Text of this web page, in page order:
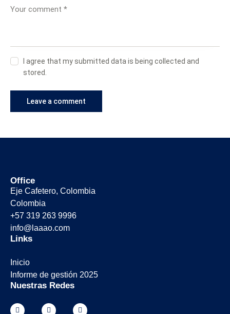
I agree that my submitted data is being collected and
stored.
Office
Eje Cafetero, Colombia
Colombia
+57 319 263 9996
info@laaao.com
Links
Inicio
Informe de gestión 2025
Nuestras Redes